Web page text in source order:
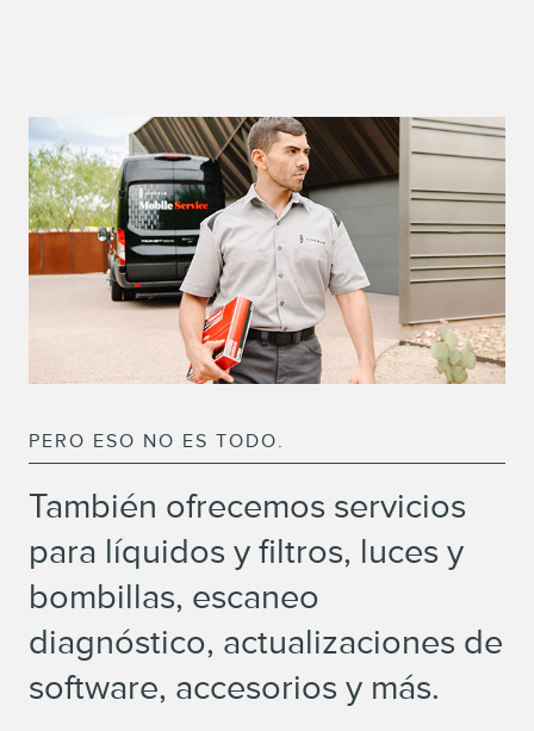
PERO ESO NO ES TODO.
También ofrecemos servicios
para líquidos y filtros, luces y
bombillas, escaneo
diagnóstico, actualizaciones de
software, accesorios y más.